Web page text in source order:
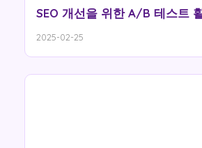
SEO 개선을 위한 A/B 테스트
2025-02-25